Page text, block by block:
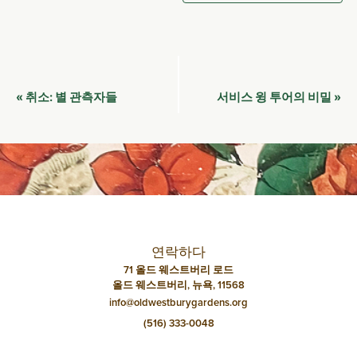
이
트
네
비
« 취소: 별 관측자들 서비스 윙 투어의 비밀 »
연락하다
71 올드 웨스트버리 로드
올드 웨스트버리, 뉴욕, 11568
info@oldwestburygardens.org
(516) 333-0048